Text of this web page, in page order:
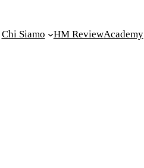
Chi Siamo HM ReviewAcademy